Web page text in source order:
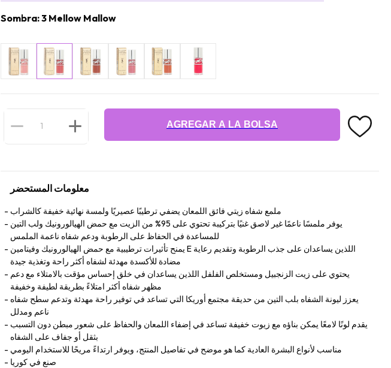
Sombra: 3 Mellow Mallow
AGREGAR A LA BOLSA
معلومات المستحضر
ملمع شفاه زيتي فائق اللمعان يضفي ترطيبًا عصيريًا ولمسة نهائية خفيفة كالشراب
يوفر ملمسًا ناعمًا غير لاصق غنيًا بتركيبة تحتوي على 95% من الزيت مع حمض الهيالورونيك ولب التين
للمساعدة في الحفاظ على الرطوبة ودعم شفاه ناعمة الملمس
يمنح تأثيرات ترطيبية مع حمض الهيالورونيك وفيتامين E اللذين يساعدان على جذب الرطوبة وتقديم رعاية
مضادة للأكسدة مهدئة لشفاه أكثر راحة وتغذية جيدة
يحتوي على زيت الزنجبيل ومستخلص الفلفل اللذين يساعدان في خلق إحساس مؤقت بالامتلاء مع دعم
مظهر شفاه أكثر امتلاءً بطريقة لطيفة وخفيفة
يعزز ليونة الشفاه بلب التين من حديقة مجتمع أوريكا التي تساعد في توفير راحة مهدئة وتدعم سطح شفاه
ناعم ومدلل
يقدم لونًا لامعًا يمكن بناؤه مع زيوت خفيفة تساعد في إضفاء اللمعان والحفاظ على شعور مبطن دون التسبب
بثقل أو جفاف على الشفاه
مناسب لأنواع البشرة العادية كما هو موضح في تفاصيل المنتج، ويوفر ارتداءً مريحًا للاستخدام اليومي
صنع في كوريا